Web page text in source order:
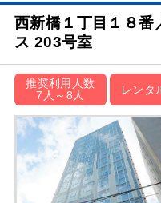
西新橋１丁目１８番
ス 203号室
推奨利用人数
7人～8人
レンタ